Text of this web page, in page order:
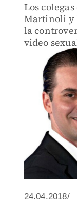
Los
Martinoli y
la
video
24.04.2018/